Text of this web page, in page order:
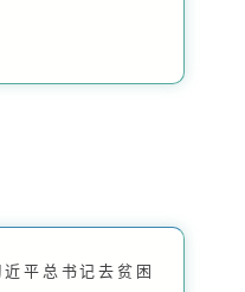
平总书记去贫困